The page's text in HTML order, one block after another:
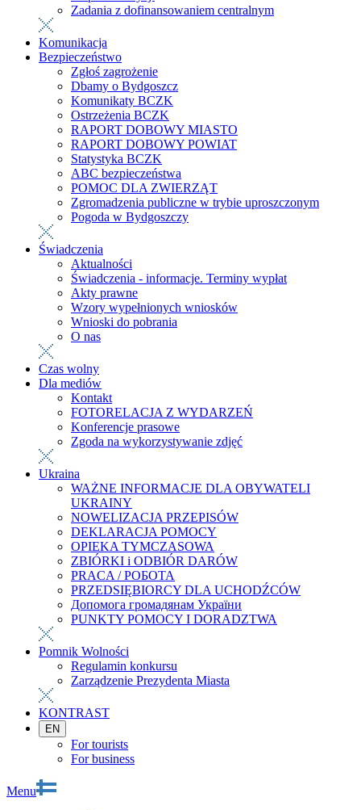
Zadania z dofinansowaniem centralnym
Komunikacja
Bezpieczeństwo
Zgłoś zagrożenie
Dbamy o Bydgoszcz
Komunikaty BCZK
Ostrzeżenia BCZK
RAPORT DOBOWY MIASTO
RAPORT DOBOWY POWIAT
Statystyka BCZK
ABC bezpieczeństwa
POMOC DLA ZWIERZĄT
Zgromadzenia publiczne w trybie uproszczonym
Pogoda w Bydgoszczy
Świadczenia
Aktualności
Świadczenia - informacje. Terminy wypłat
Akty prawne
Wzory wypełnionych wniosków
Wnioski do pobrania
O nas
Czas wolny
Dla mediów
Kontakt
FOTORELACJA Z WYDARZEŃ
Konferencje prasowe
Zgoda na wykorzystywanie zdjęć
Ukraina
WAŻNE INFORMACJE DLA OBYWATELI
UKRAINY
NOWELIZACJA PRZEPISÓW
DEKLARACJA POMOCY
OPIEKA TYMCZASOWA
ZBIÓRKI i ODBIÓR DARÓW
PRACA / РОБОТА
PRZEDSIĘBIORCY DLA UCHODŹCÓW
Допомога громадянам України
PUNKTY POMOCY I DORADZTWA
Pomnik Wolności
Regulamin konkursu
Zarządzenie Prezydenta Miasta
KONTRAST
EN
For tourists
For business
Menu